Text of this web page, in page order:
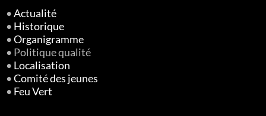
•Actualité
• Historique
•Organigramme
• Politique qualité
• Localisation
•Comité des jeunes
• Feu Vert